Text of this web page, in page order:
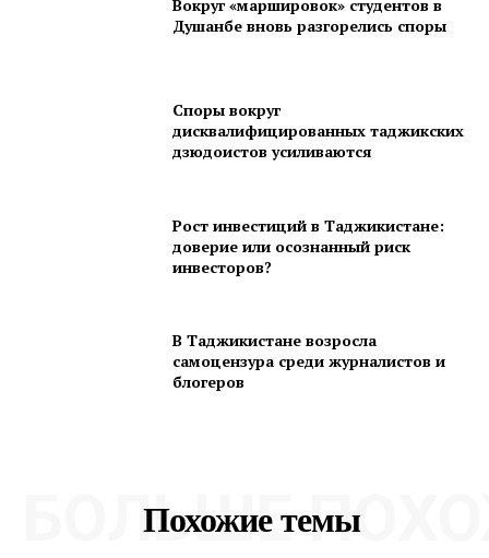
Вокруг «маршировок» студентов в
Душанбе вновь разгорелись споры
Споры вокруг
дисквалифицированных таджикских
дзюдоистов усиливаются
Рост инвестиций в Таджикистане:
доверие или осознанный риск
инвесторов?
В Таджикистане возросла
самоцензура среди журналистов и
блогеров
Похожие темы
БОЛЬШЕ